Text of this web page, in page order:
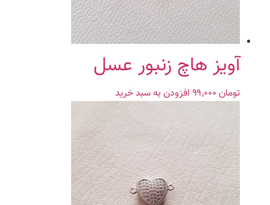
آویز هاچ زنبور عسل
تومان افزودن به سبد خرید